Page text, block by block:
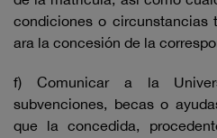
condiciones o circunstancias
ara la concesión de la
f) Comunicar a la
subvenciones, becas o
que la concedida,